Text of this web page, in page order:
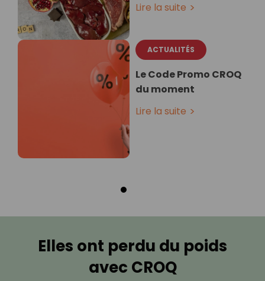
Lire la suite
ACTUALITÉS
Le Code Promo CROQ
du moment
Lire la suite
Elles ont perdu du poids
avec CROQ